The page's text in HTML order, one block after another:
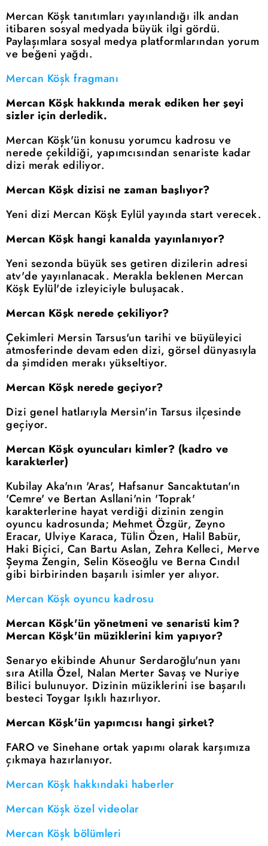
Mercan Köşk tanıtımları yayınlandığı ilk andan
itibaren sosyal medyada büyük ilgi gördü.
Paylaşımlara sosyal medya platformlarından yorum
ve beğeni yağdı.
Mercan Köşk fragmanı
Mercan Köşk hakkında merak ediken her şeyi
sizler için derledik.
Mercan Köşk'ün konusu yorumcu kadrosu ve
nerede çekildiği, yapımcısından senariste kadar
dizi merak ediliyor.
Mercan Köşk dizisi ne zaman başlıyor?
Yeni dizi Mercan Köşk Eylül yayında start verecek.
Mercan Köşk hangi kanalda yayınlanıyor?
Yeni sezonda büyük ses getiren dizilerin adresi
atv'de yayınlanacak. Merakla beklenen Mercan
Köşk Eylül'de izleyiciyle buluşacak.
Mercan Köşk nerede çekiliyor?
Çekimleri Mersin Tarsus'un tarihi ve büyüleyici
atmosferinde devam eden dizi, görsel dünyasıyla
da şimdiden merakı yükseltiyor.
Mercan Köşk nerede geçiyor?
Dizi genel hatlarıyla Mersin'in Tarsus ilçesinde
geçiyor.
Mercan Köşk oyuncuları kimler? (kadro ve
karakterler)
Kubilay Aka'nın 'Aras', Hafsanur Sancaktutan'ın
'Cemre' ve Bertan Asllani'nin 'Toprak'
karakterlerine hayat verdiği dizinin zengin
oyuncu kadrosunda; Mehmet Özgür, Zeyno
Eracar, Ulviye Karaca, Tülin Özen, Halil Babür,
Haki Biçici, Can Bartu Aslan, Zehra Kelleci, Merve
Şeyma Zengin, Selin Köseoğlu ve Berna Cındıl
gibi birbirinden başarılı isimler yer alıyor.
Mercan Köşk oyuncu kadrosu
Mercan Köşk'ün yönetmeni ve senaristi kim?
Mercan Köşk'ün müziklerini kim yapıyor?
Senaryo ekibinde Ahunur Serdaroğlu'nun yanı
sıra Atilla Özel, Nalan Merter Savaş ve Nuriye
Bilici bulunuyor. Dizinin müziklerini ise başarılı
besteci Toygar Işıklı hazırlıyor.
Mercan Köşk'ün yapımcısı hangi şirket?
FARO ve Sinehane ortak yapımı olarak karşımıza
çıkmaya hazırlanıyor.
Mercan Köşk hakkındaki haberler
Mercan Köşk özel videolar
Mercan Köşk bölümleri